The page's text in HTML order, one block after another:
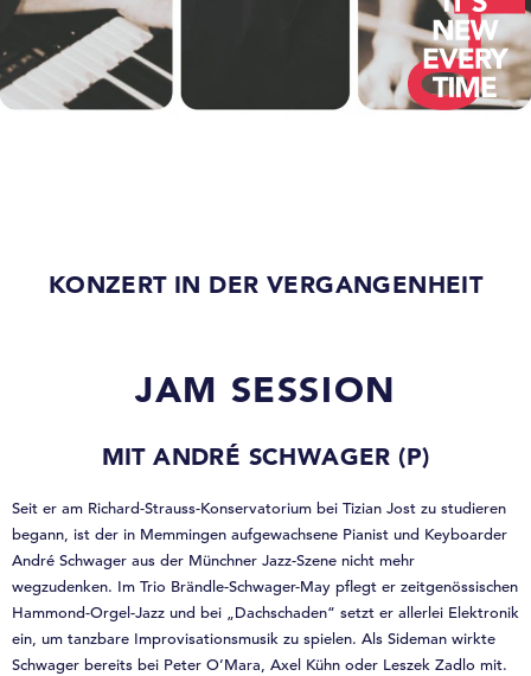
KONZERT IN DER VERGANGENHEIT
JAM SESSION
MIT ANDRÉ SCHWAGER (P)
Seit er am Richard-Strauss-Konservatorium bei Tizian Jost zu studieren
begann, ist der in Memmingen aufgewachsene Pianist und Keyboarder
André Schwager aus der Münchner Jazz-Szene nicht mehr
wegzudenken. Im Trio Brändle-Schwager-May pflegt er zeitgenössischen
Hammond-Orgel-Jazz und bei „Dachschaden“ setzt er allerlei Elektronik
ein, um tanzbare Improvisationsmusik zu spielen. Als Sideman wirkte
Schwager bereits bei Peter O’Mara, Axel Kühn oder Leszek Zadlo mit.